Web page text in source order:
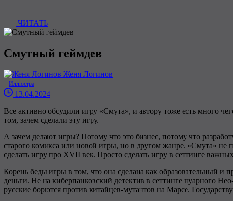
ЧИТАТЬ
Смутный геймдев
Женя Логинов
Иллюстра
13.04.2024
Все активно обсудили игру «Смута», и автору тоже есть много
том, зачем сделали эту игру.
А зачем делают игры? Потому что это бизнес, потому что
старого комикса или новой игры, но в другом жанре. «Смута» не
сделать игру про XVII век. Просто сделать игру в сеттинге
Корень беды игры в том, что она сделана как образовательный и
деньги. Не на киберпанковский детектив в сеттинге нуарного
русские борются против китайцев-мутантов на Марсе.